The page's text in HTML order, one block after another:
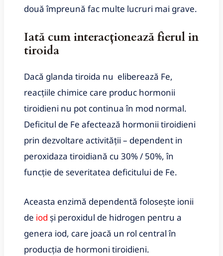
două împreună fac multe lucruri mai grave.
Iată cum interacționează fierul in
tiroida
Dacă glanda tiroida nu eliberează Fe,
reacțiile chimice care produc hormonii
tiroidieni nu pot continua în mod normal.
Deficitul de Fe afectează hormonii tiroidieni
prin dezvoltare activității – dependent in
peroxidaza tiroidiană cu 30% / 50%, în
funcție de severitatea deficitului de Fe.
Aceasta enzimă dependentă folosește ionii
de iod și peroxidul de hidrogen pentru a
genera iod, care joacă un rol central în
producția de hormoni tiroidieni.